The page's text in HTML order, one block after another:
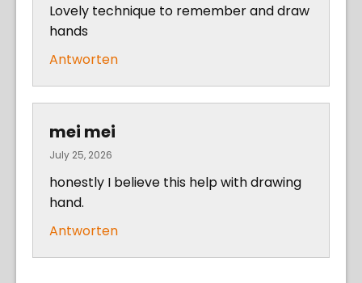
Lovely technique to remember and draw
hands
Antworten
mei mei
July 25, 2026
honestly I believe this help with drawing
hand.
Antworten